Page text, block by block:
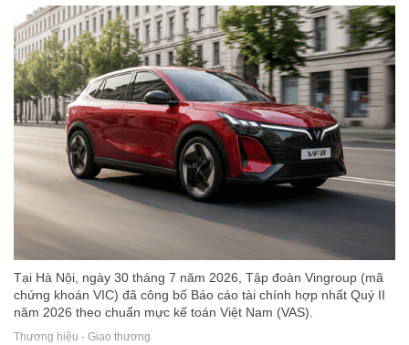
Tại Hà Nội, ngày 30 tháng 7 năm 2026, Tập đoàn Vingroup (mã
chứng khoán VIC) đã công bố Báo cáo tài chính hợp nhất Quý II
năm 2026 theo chuẩn mực kế toán Việt Nam (VAS).
Thương hiệu - Giao thương